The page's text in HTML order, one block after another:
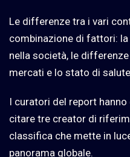
Le differenze tra i vari
combinazione di fattori:
nella società, le
mercati e lo stato di
I curatori del report
citare tre creator di
classifica che mette in
panorama globale.